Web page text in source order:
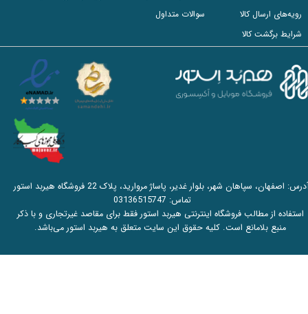
رویه‌های ارسال کالا
شرایط برگشت کالا
سوالات متداول
آدرس: اصفهان، سپاهان شهر، بلوار غدیر، پاساژ مروارید، پلاک 22 فروشگاه هیربد استور
تماس: 03136515747
استفاده از مطالب فروشگاه اینترنتی هیربد استور فقط برای مقاصد غیرتجاری و با ذکر
منبع بلامانع است. کلیه حقوق این سایت متعلق به هیربد استور می‌باشد.​​​​​​​